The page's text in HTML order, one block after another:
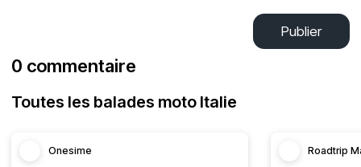
Publier
0 commentaire
Toutes les balades moto Italie
Onesime Roadtrip